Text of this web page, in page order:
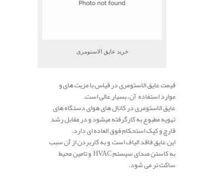
خرید عایق الاستومری
قیمت عایق الاستومری در قیاس با مزیت های و
موارد استفاده آن، بسیار عالی است.
عایق الاستومری در کانال های هوای دستگاه های
تهویه مطبوع به کارگرفته میشود و در مقابل رشد
قارچ و کپک استحکام فوق العاده ای دارد.
این عایق فاقد الیاف است و به کاربردن از آن سبب
به کاستن صدای سیستم HVAC و تامین محیط
ساکت تر می شود.